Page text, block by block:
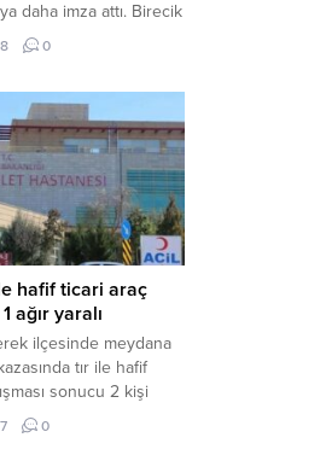
daha imza attı. Birecik
operasyonla,
hapis cezası
Merkezi – Şanlıurfa
Halkla İlişkiler
yapılan açıklamaya
0
hafif ticari araç
ağır yaralı
ilçesinde meydana
tır ile hafif
sonucu 2 kişi
ise ağır yaralandı.
Adıyaman kara
0